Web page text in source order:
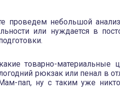
проведем небольшой
или нуждается в
товарно-материальные
рюкзак или пенал в
пап, ну с таким уже